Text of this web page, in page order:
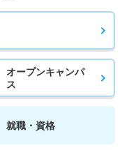
オープンキャンパ
ス
就職・資格